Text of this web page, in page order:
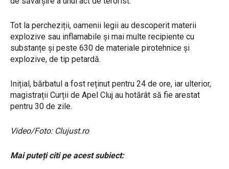
Tot la percheziții, oamenii legii au descoperit materii
explozive sau inflamabile și mai multe recipiente cu
substanțe și peste 630 de materiale pirotehnice și
explozive, de tip petardă.
Inițial, bărbatul a fost reținut pentru 24 de ore, iar ulterior,
magistrații Curții de Apel Cluj au hotărât să fie arestat
pentru 30 de zile.
Video/Foto: Clujust.ro
Mai puteți citi pe acest subiect: